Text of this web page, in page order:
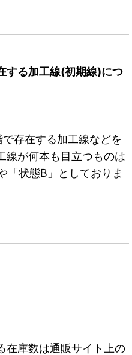
する加工線(初期線)につ
存在する加工線などを
線が何本も目立つものは
「状態B」としておりま
在庫数は通販サイト上の